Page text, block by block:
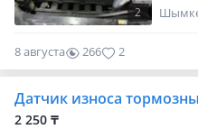
2
Type 1
8 августа 266 2
Датчик износа
2 250 ₸